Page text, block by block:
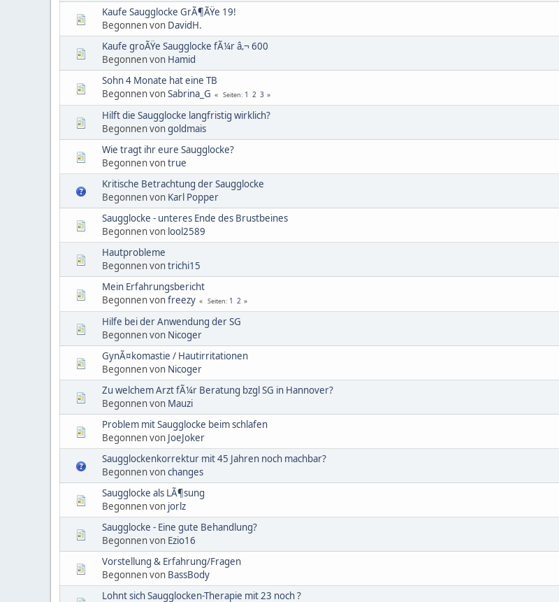
Kaufe Saugglocke GrÃ¶ÃŸe 19!
Begonnen von DavidH.
Kaufe groÃŸe Saugglocke fÃ¼r â‚¬ 600
Begonnen von Hamid
Sohn 4 Monate hat eine TB
Begonnen vonSabrina_G Seiten 1 2 3
Hilft die Saugglocke langfristig wirklich?
Begonnen vongoldmais
Wie tragt ihr eure Saugglocke?
Begonnen vontrue
Kritische Betrachtung der Saugglocke
Begonnen von Karl Popper
Saugglocke - unteres Ende des Brustbeines
Begonnen von lool2589
Hautprobleme
Begonnen vontrichi15
Mein Erfahrungsbericht
Begonnen vonfreezy Seiten 1 2
Hilfe bei der Anwendung der SG
Begonnen von Nicoger
GynÃ¤komastie / Hautirritationen
Begonnen von Nicoger
Zu welchem Arzt fÃ¼r Beratung bzgl SG in Hannover?
Begonnen von Mauzi
Problem mit Saugglocke beim schlafen
Begonnen von JoeJoker
Saugglockenkorrektur mit 45 Jahren noch machbar?
Begonnen vonchanges
Saugglocke als LÃ¶sung
Begonnen von jorlz
Saugglocke - Eine gute Behandlung?
Begonnen von Ezio16
Vorstellung & Erfahrung/Fragen
Begonnen von BassBody
Lohnt sich Saugglocken-Therapie mit 23 noch ?